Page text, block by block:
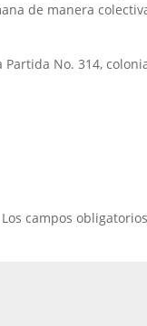
de manera
No. 314,
Los campos